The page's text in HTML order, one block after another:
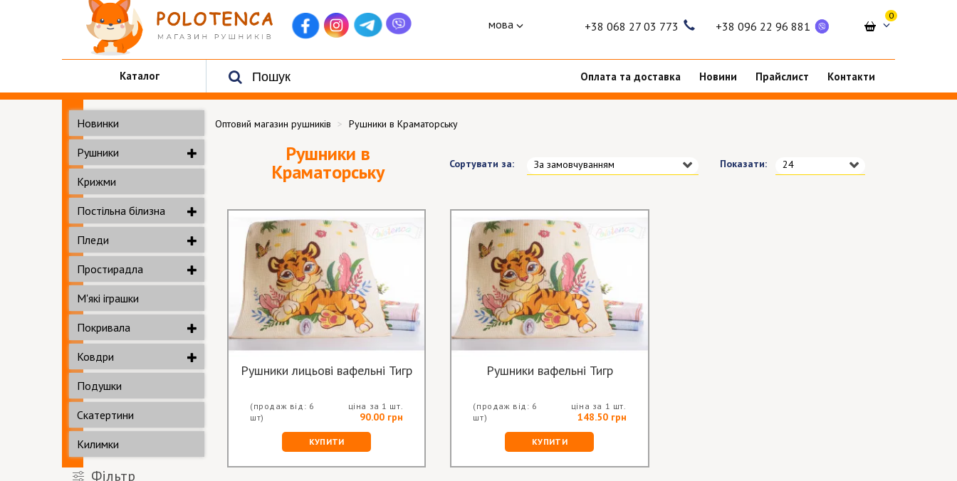
мова +38 068 27 03 773 +38 096 22 96 881
0
Каталог Оплата та доставка Новини Прайслист Контакти
Новинки
Рушники
Крижми
Постільна білизна
Пледи
Простирадла
М'які іграшки
Покривала
Ковдри
Подушки
Скатертини
Килимки
Фільтр
Оптовий магазин рушників Рушники в Краматорську
Рушники в
Краматорську Сортувати за: За замовчуванням Показати: 24
Рушники лицьові вафельні Тигр
(продаж від: 6
шт)
ціна за 1 шт.
90.00 грн
КУПИТИ
Рушники вафельні Тигр
(продаж від: 6
шт)
ціна за 1 шт.
148.50 грн
КУПИТИ